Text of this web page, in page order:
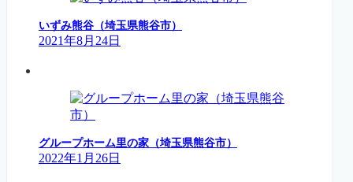
いずみ熊谷（埼玉県熊谷市）
2021年8月24日
グループホーム里の家（埼玉県熊谷市）
2022年1月26日